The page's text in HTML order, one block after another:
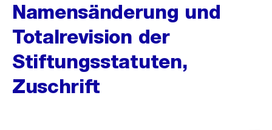
Namensänderung und
Totalrevision der
Stiftungsstatuten,
Zuschrift